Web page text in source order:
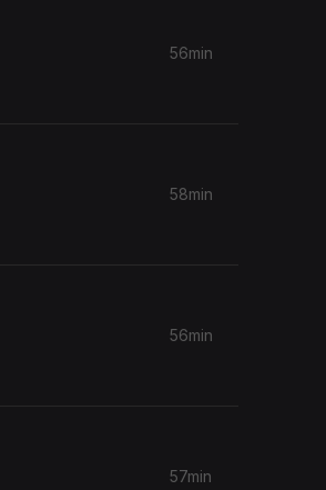
56min
58min
56min
57min